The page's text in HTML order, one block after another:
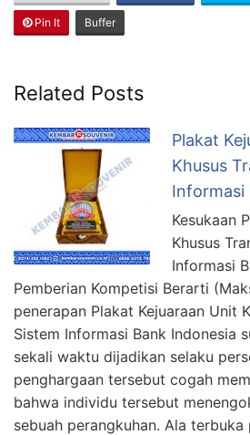
Pin It Buffer
Related Posts
Plakat
Khusus
Informasi
Kesukaan
Khusus
Informasi
Pemberian Kompetisi Berarti
penerapan Plakat Kejuaraan Unit
Sistem Informasi Bank Indonesia
sekali waktu dijadikan selaku
penghargaan tersebut cogah
bahwa individu tersebut
sebuah perangkuhan. Ala